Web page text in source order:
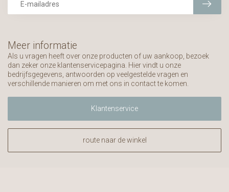
Meer informatie
Als u vragen heeft over onze producten of uw aankoop, bezoek
dan zeker onze klantenservicepagina. Hier vindt u onze
bedrijfsgegevens, antwoorden op veelgestelde vragen en
verschillende manieren om met ons in contact te komen.
Klantenservice
route naar de winkel